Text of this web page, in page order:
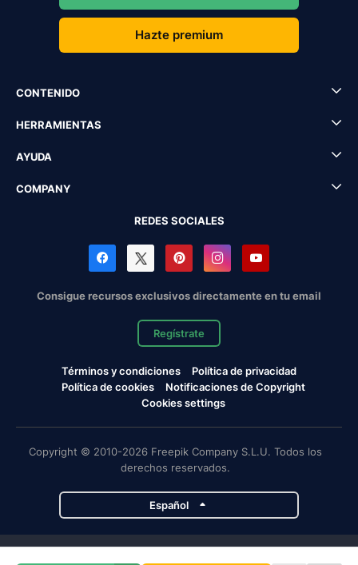
Hazte premium
CONTENIDO
HERRAMIENTAS
AYUDA
COMPANY
REDES SOCIALES
Consigue recursos exclusivos directamente en tu email
Regístrate
Términos y condiciones
Política de privacidad
Política de cookies
Notificaciones de Copyright
Cookies settings
Copyright © 2010-2026 Freepik Company S.L.U. Todos los
derechos reservados.
Español